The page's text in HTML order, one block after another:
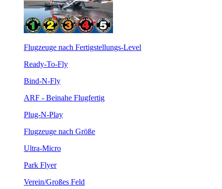
Flugzeuge nach Fertigstellungs-Level
Ready-To-Fly
Bind-N-Fly
ARF - Beinahe Flugfertig
Plug-N-Play
Flugzeuge nach Größe
Ultra-Micro
Park Flyer
Verein/Großes Feld